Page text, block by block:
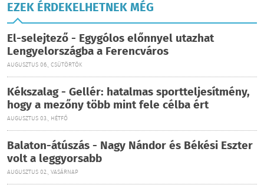
EZEK ÉRDEKELHETNEK MÉG
El-selejtező - Egygólos előnnyel utazhat
Lengyelországba a Ferencváros
AUGUSZTUS 06., CSÜTÖRTÖK
Kékszalag - Gellér: hatalmas sportteljesítmény,
hogy a mezőny több mint fele célba ért
AUGUSZTUS 03., HÉTFŐ
Balaton-átúszás - Nagy Nándor és Békési Eszter
volt a leggyorsabb
AUGUSZTUS 02., VASÁRNAP